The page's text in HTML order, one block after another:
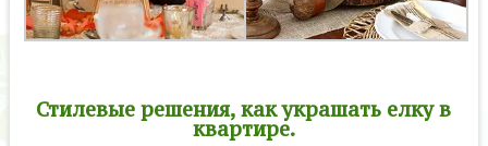
Стилевые решения, как украшать елку в
квартире.